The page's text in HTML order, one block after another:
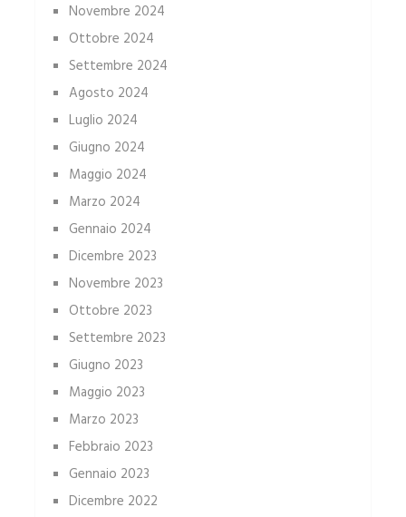
Novembre 2024
Ottobre 2024
Settembre 2024
Agosto 2024
Luglio 2024
Giugno 2024
Maggio 2024
Marzo 2024
Gennaio 2024
Dicembre 2023
Novembre 2023
Ottobre 2023
Settembre 2023
Giugno 2023
Maggio 2023
Marzo 2023
Febbraio 2023
Gennaio 2023
Dicembre 2022